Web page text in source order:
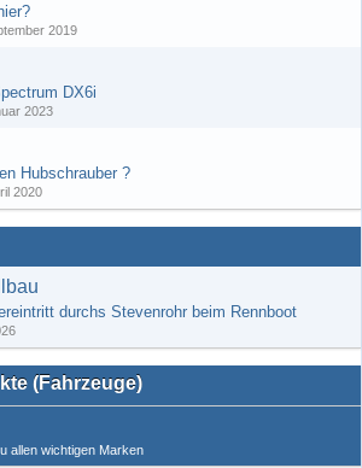
2019
DX6i
2023
Hubschrauber ?
2020
durchs Stevenrohr beim Rennboot
(Fahrzeuge)
allen wichtigen Marken